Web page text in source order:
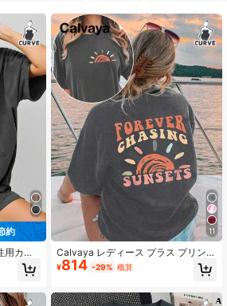
ロワー
ォロワー
ォロワー
ォロワー
ォロワー
約
用カジ
ーズク
11
Calvaya レディース プラス プリント
スローガンTシャツ 半袖 大きめ、夏
向け FOREVER CHASING SUNSETS
プス
¥814 -29% 概算